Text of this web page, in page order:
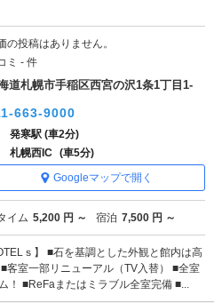
の投稿はありません。
ミ - 件
道札幌市手稲区西宮の沢1条1丁目1-
663-9000
発寒駅 (車2分)
札幌西IC (車5分)
Googleマップで開く
イム 5,200 円 ～ 宿泊 7,500 円 ～
ｓ】 ■石を基調とした外観と館内は高
客室一部リニューアル（TV入替） ■全室
！ ■ReFaまたはミラブル全室完備 ■...